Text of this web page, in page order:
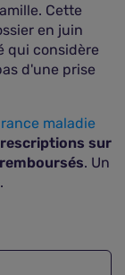
Cette
en juin
qui considère
d'une prise
maladie
sur
. Un